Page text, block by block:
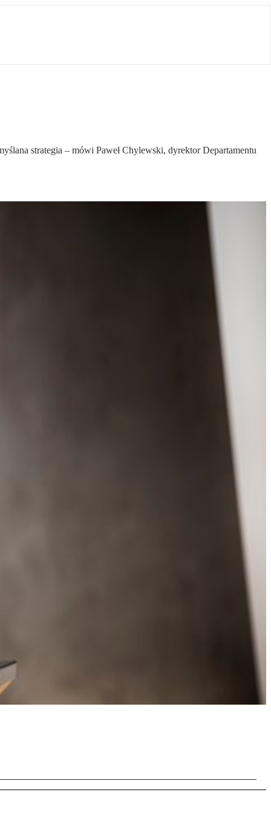
strategia – mówi Paweł Chylewski, dyrektor Departamentu